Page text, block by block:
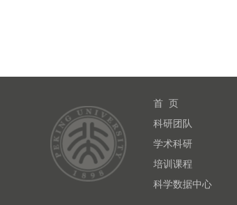
首 页
科研团队
学术科研
培训课程
科学数据中心